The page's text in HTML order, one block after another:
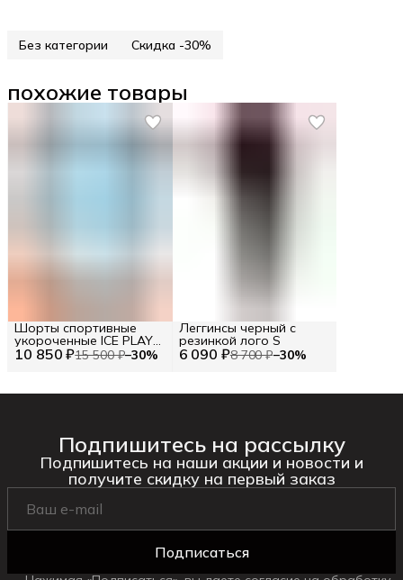
Без категории Скидка -30%
похожие товары
10 850 ₽15 500 ₽−30%
Шорты спортивные
укороченные ICE PLAY
RU 42 / EU 36 / XS 6 090 ₽8 700 ₽−30%
Леггинсы черный с
резинкой лого S
Подпишитесь на рассылку
Подпишитесь на наши акции и новости и
получите скидку на первый заказ
Подписаться